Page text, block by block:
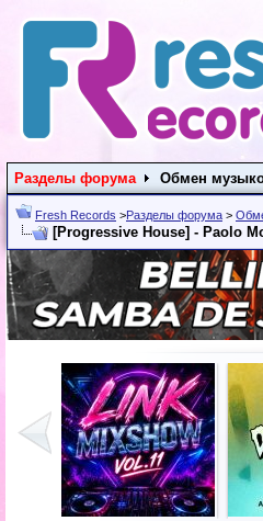
Разделы форума Обмен
Fresh Records >Разделы форума >
[Progressive House] - Paolo